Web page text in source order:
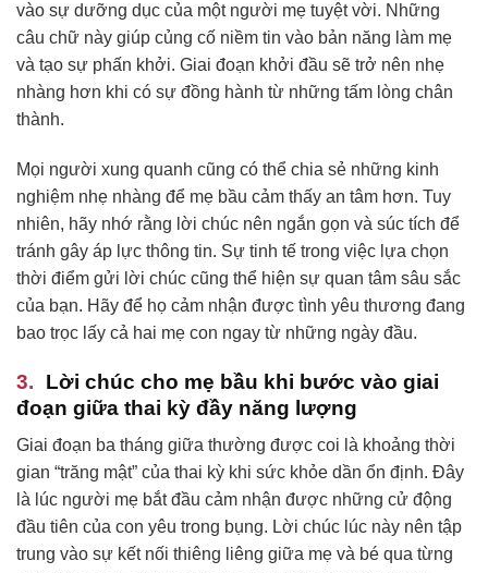
vào sự dưỡng dục của một người mẹ tuyệt vời. Những
câu chữ này giúp củng cố niềm tin vào bản năng làm mẹ
và tạo sự phấn khởi. Giai đoạn khởi đầu sẽ trở nên nhẹ
nhàng hơn khi có sự đồng hành từ những tấm lòng chân
thành.
Mọi người xung quanh cũng có thể chia sẻ những kinh
nghiệm nhẹ nhàng để mẹ bầu cảm thấy an tâm hơn. Tuy
nhiên, hãy nhớ rằng lời chúc nên ngắn gọn và súc tích để
tránh gây áp lực thông tin. Sự tinh tế trong việc lựa chọn
thời điểm gửi lời chúc cũng thể hiện sự quan tâm sâu sắc
của bạn. Hãy để họ cảm nhận được tình yêu thương đang
bao trọc lấy cả hai mẹ con ngay từ những ngày đầu.
Lời chúc cho mẹ bầu khi bước vào giai
đoạn giữa thai kỳ đầy năng lượng
Giai đoạn ba tháng giữa thường được coi là khoảng thời
gian “trăng mật” của thai kỳ khi sức khỏe dần ổn định. Đây
là lúc người mẹ bắt đầu cảm nhận được những cử động
đầu tiên của con yêu trong bụng. Lời chúc lúc này nên tập
trung vào sự kết nối thiêng liêng giữa mẹ và bé qua từng